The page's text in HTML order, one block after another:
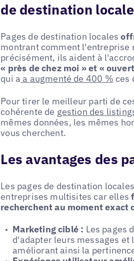
de destination
Pages de destination locales
montrant comment l'entreprise
précisément, ils aident à
« près de chez moi » et «
qui a a augmenté de 400 % ces
Pour tirer le meilleur parti de
cohérente de gestion des
mêmes données, les mêmes
vous cherchent.
Les avantages des
Les pages de destination
entreprises multisites car elles
recherchent au moment exact
Marketing ciblé : Les pages
d'adapter leurs messages et
améliorant ainsi la